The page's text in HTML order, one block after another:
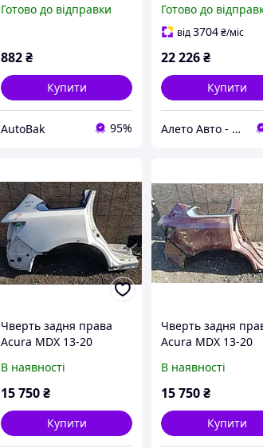
civic 4d
Готово до відправки
882₴
Купити
AutoBak 95%
66100TRV305ZZ
Готово до
від3704₴/міс
22 226₴
Купити
Алето Авто - запчастини на авто зі США
Чверть задня права
Acura MDX 13-20
В наявності
15 750₴
Купити
Чверть задня
Acura MDX 13-20
В наявності
15 750₴
Купити